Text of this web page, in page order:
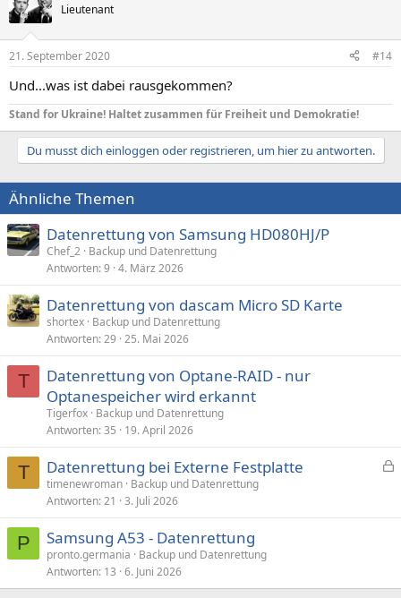
Lieutenant
21. September 2020 #14
Und...was ist dabei rausgekommen?
Stand for Ukraine! Haltet zusammen für Freiheit und Demokratie!
Du musst dich einloggen oder registrieren, um hier zu antworten.
Ähnliche Themen
Datenrettung von Samsung HD080HJ/P
Chef_2 Backup und Datenrettung
Antworten 9 4. März 2026
Datenrettung von dascam Micro SD Karte
shortex Backup und Datenrettung
Antworten 29 25. Mai 2026
T
Datenrettung von Optane-RAID - nur
Optanespeicher wird erkannt
Tigerfox Backup und Datenrettung
Antworten 35 19. April 2026
T
p
Datenrettung bei Externe Festplatte
timenewroman Backup und Datenrettung
Antworten 21 3. Juli 2026
P Samsung A53 - Datenrettung
pronto.germania
Backup und Datenrettung
Antworten 13 6. Juni 2026